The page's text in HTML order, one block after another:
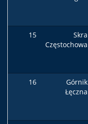
15
Skra
Częstochowa
16
Górnik
Łęczna